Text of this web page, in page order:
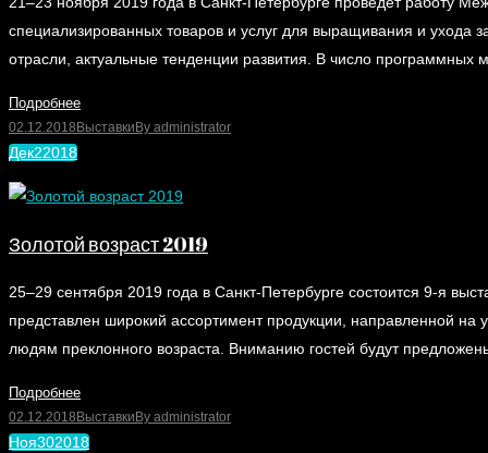
специализированных товаров и услуг для выращивания и
отрасли, актуальные тенденции развития. В число
Подробнее
02.12.2018 Выставки By administrator
Дек22018
Золотой возраст 2019
25–29 сентября 2019 года в Санкт-Петербурге состоится 9-я
представлен широкий ассортимент продукции, направленной на
людям преклонного возраста. Вниманию гостей будут
Подробнее
02.12.2018 Выставки By administrator
Ноя302018